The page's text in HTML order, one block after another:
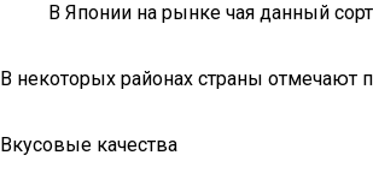
В Японии на рынке чая данный
В некоторых районах страны отмечают
Вкусовые качества